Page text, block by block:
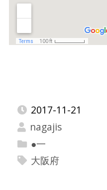
2017-11-21
nagajis
●一
大阪府